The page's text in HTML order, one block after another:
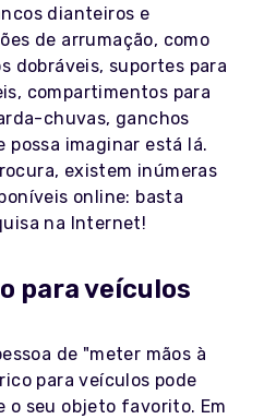
dianteiros e
de arrumação, como
dobráveis, suportes para
compartimentos para
chuvas, ganchos
possa imaginar está lá.
existem inúmeras
online: basta
na Internet!
para veículos
de "meter mãos à
para veículos pode
o seu objeto favorito. Em